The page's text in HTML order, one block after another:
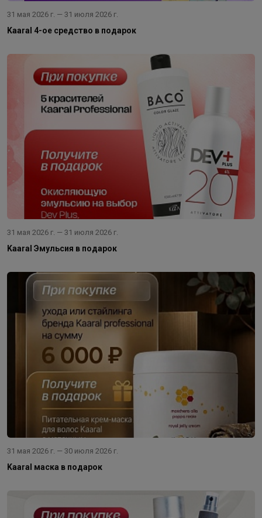
31 мая 2026 г. — 31 июля 2026 г.
Kaaral 4-ое средство в подарок
31 мая 2026 г. — 31 июля 2026 г.
Kaaral Эмульсия в подарок
31 мая 2026 г. — 30 июля 2026 г.
Kaaral маска в подарок